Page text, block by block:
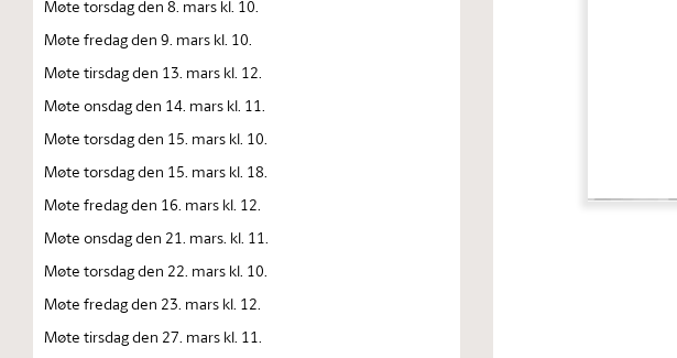
Møte torsdag den 8. mars kl. 10.
Møte fredag den 9. mars kl. 10.
Møte tirsdag den 13. mars kl. 12.
Møte onsdag den 14. mars kl. 11.
Møte torsdag den 15. mars kl. 10.
Møte torsdag den 15. mars kl. 18.
Møte fredag den 16. mars kl. 12.
Møte onsdag den 21. mars. kl. 11.
Møte torsdag den 22. mars kl. 10.
Møte fredag den 23. mars kl. 12.
Møte tirsdag den 27. mars kl. 11.